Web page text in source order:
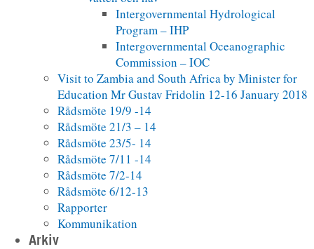
Intergovernmental Hydrological
Program – IHP
Intergovernmental Oceanographic
Commission – IOC
Visit to Zambia and South Africa by Minister for
Education Mr Gustav Fridolin 12-16 January 2018
Rådsmöte 19/9 -14
Rådsmöte 21/3 – 14
Rådsmöte 23/5- 14
Rådsmöte 7/11 -14
Rådsmöte 7/2-14
Rådsmöte 6/12-13
Rapporter
Kommunikation
Arkiv